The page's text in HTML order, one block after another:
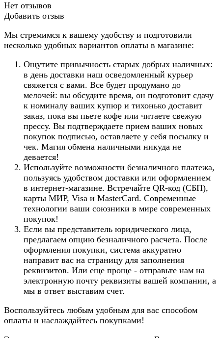
Нет отзывов
Добавить отзыв
Мы стремимся к вашему удобству и подготовили
несколько удобных вариантов оплаты в магазине:
Ощутите привычность старых добрых наличных:
в день доставки наш осведомленный курьер
свяжется с вами. Все будет продумано до
мелочей: вы обсудите время, он подготовит сдачу
к номиналу ваших купюр и тихонько доставит
заказ, пока вы пьете кофе или читаете свежую
прессу. Вы подтверждаете прием ваших новых
покупок подписью, оставляете у себя посылку и
чек. Магия обмена наличными никуда не
девается!
Используйте возможности безналичного платежа,
пользуясь удобством доставки или оформлением
в интернет-магазине. Встречайте QR-код (СБП),
карты МИР, Visa и MasterCard. Современные
технологии ваши союзники в мире современных
покупок!
Если вы представитель юридического лица,
предлагаем опцию безналичного расчета. После
оформления покупки, система аккуратно
направит вас на страницу для заполнения
реквизитов. Или еще проще - отправьте нам на
электронную почту реквизиты вашей компании, а
мы в ответ выставим счет.
Воспользуйтесь любым удобным для вас способом
оплаты и наслаждайтесь покупками!